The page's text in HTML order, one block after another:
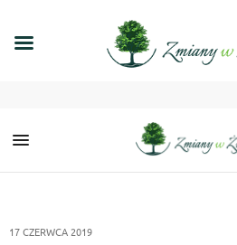
17 CZERWCA 2019